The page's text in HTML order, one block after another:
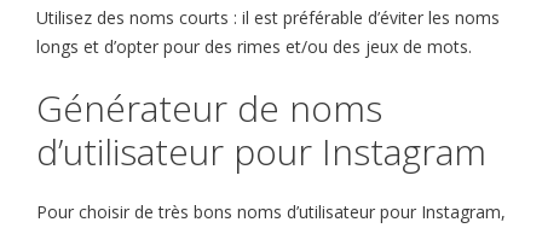
Utilisez des noms courts : il est préférable d’éviter les noms
longs et d’opter pour des rimes et/ou des jeux de mots.
Générateur de noms
d’utilisateur pour Instagram
Pour choisir de très bons noms d’utilisateur pour Instagram,